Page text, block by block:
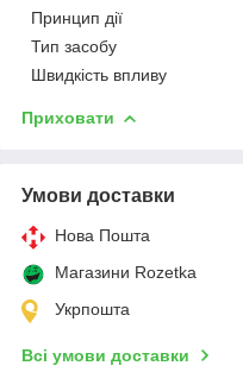
Принцип дії
Тип засобу
Швидкість впливу
Приховати
Умови доставки
Нова Пошта
Магазини Rozetka
Укрпошта
Всі умови доставки